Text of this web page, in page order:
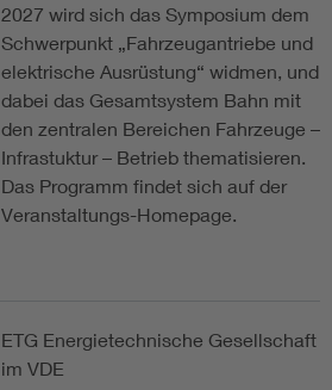
2027 wird sich das Symposium dem
Schwerpunkt „Fahrzeugantriebe und
elektrische Ausrüstung“ widmen, und
dabei das Gesamtsystem Bahn mit
den zentralen Bereichen Fahrzeuge –
Infrastuktur – Betrieb thematisieren.
Das Programm findet sich auf der
Veranstaltungs-Homepage.
ETG Energietechnische Gesellschaft
im VDE